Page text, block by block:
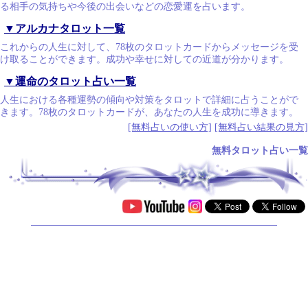
る相手の気持ちや今後の出会いなどの恋愛運を占います。
▼アルカナタロット一覧
これからの人生に対して、78枚のタロットカードからメッセージを受
け取ることができます。成功や幸せに対しての近道が分かります。
▼運命のタロット占い一覧
人生における各種運勢の傾向や対策をタロットで詳細に占うことがで
きます。78枚のタロットカードが、あなたの人生を成功に導きます。
[無料占いの使い方] [無料占い結果の見方]
無料タロット占い一覧